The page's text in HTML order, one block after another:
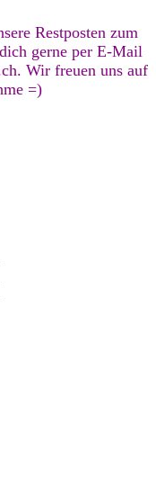
Restposten zum
gerne per E-Mail
Wir freuen uns auf
=)